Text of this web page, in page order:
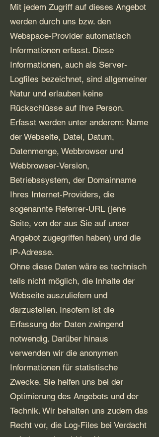
Mit jedem Zugriff auf dieses Angebot
werden durch uns bzw. den
Webspace-Provider automatisch
Informationen erfasst. Diese
Informationen, auch als Server-
Logfiles bezeichnet, sind allgemeiner
Natur und erlauben keine
Rückschlüsse auf Ihre Person.
Erfasst werden unter anderem: Name
der Webseite, Datei, Datum,
Datenmenge, Webbrowser und
Webbrowser-Version,
Betriebssystem, der Domainname
Ihres Internet-Providers, die
sogenannte Referrer-URL (jene
Seite, von der aus Sie auf unser
Angebot zugegriffen haben) und die
IP-Adresse.
Ohne diese Daten wäre es technisch
teils nicht möglich, die Inhalte der
Webseite auszuliefern und
darzustellen. Insofern ist die
Erfassung der Daten zwingend
notwendig. Darüber hinaus
verwenden wir die anonymen
Informationen für statistische
Zwecke. Sie helfen uns bei der
Optimierung des Angebots und der
Technik. Wir behalten uns zudem das
Recht vor, die Log-Files bei Verdacht